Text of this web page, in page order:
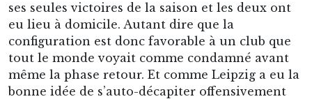
ses seules victoires de la saison et les deux ont
eu lieu à domicile. Autant dire que la
configuration est donc favorable à un club que
tout le monde voyait comme condamné avant
même la phase retour. Et comme Leipzig a eu la
bonne idée de s’auto-décapiter offensivement